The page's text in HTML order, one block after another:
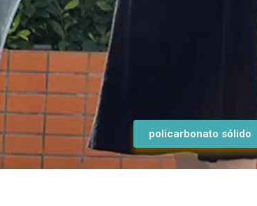
policarbonato sólido